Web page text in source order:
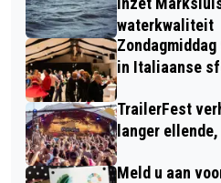
waterkwaliteit
in Italiaanse
TrailerFest
langer
Meld u aan